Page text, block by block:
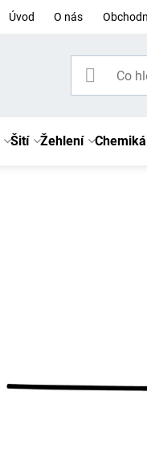
Úvod O nás
Šití Žehlení